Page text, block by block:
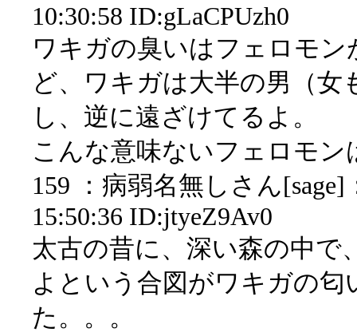
10:30:58 ID:gLaCPUzh0
ワキガの臭いはフェロモ
ど、ワキガは大半の男（女
し、逆に遠ざけてるよ。
こんな意味ないフェロモン
159 ：病弱名無しさん[sage]
15:50:36 ID:jtyeZ9Av0
太古の昔に、深い森の中で
よという合図がワキガの匂
た。。。